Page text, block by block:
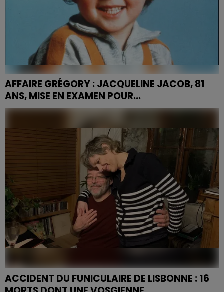
AFFAIRE GRÉGORY : JACQUELINE JACOB, 81
ANS, MISE EN EXAMEN POUR...
Soupçonnée d'être l'un des corbeaux qui a menacé la
famille du petit Grégory, tué à l'âge de 4 ans il y a
quarante-et-un ans, sa grand-tante Jacqueline
ACCIDENT DU FUNICULAIRE DE LISBONNE : 16